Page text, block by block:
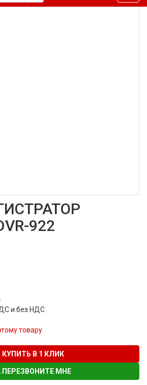
922
и без НДС
товару
КУПИТЬ В 1 КЛИК
ПЕРЕЗВОНИТЕ МНЕ